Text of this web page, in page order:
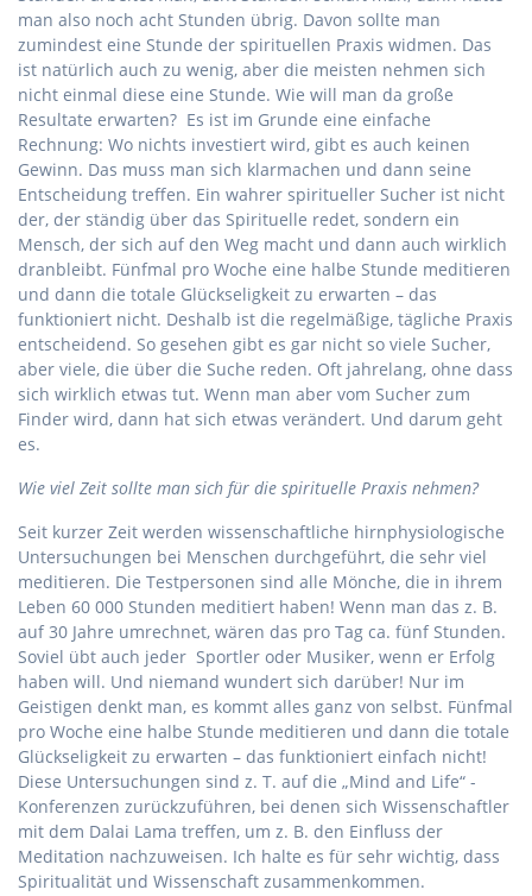
man also noch acht Stunden übrig. Davon sollte man
zumindest eine Stunde der spirituellen Praxis widmen. Das
ist natürlich auch zu wenig, aber die meisten nehmen sich
nicht einmal diese eine Stunde. Wie will man da große
Resultate erwarten? Es ist im Grunde eine einfache
Rechnung: Wo nichts investiert wird, gibt es auch keinen
Gewinn. Das muss man sich klarmachen und dann seine
Entscheidung treffen. Ein wahrer spiritueller Sucher ist nicht
der, der ständig über das Spirituelle redet, sondern ein
Mensch, der sich auf den Weg macht und dann auch wirklich
dranbleibt. Fünfmal pro Woche eine halbe Stunde meditieren
und dann die totale Glückseligkeit zu erwarten – das
funktioniert nicht. Deshalb ist die regelmäßige, tägliche Praxis
entscheidend. So gesehen gibt es gar nicht so viele Sucher,
aber viele, die über die Suche reden. Oft jahrelang, ohne dass
sich wirklich etwas tut. Wenn man aber vom Sucher zum
Finder wird, dann hat sich etwas verändert. Und darum geht
es.
Wie viel Zeit sollte man sich für die spirituelle Praxis nehmen?
Seit kurzer Zeit werden wissenschaftliche hirnphysiologische
Untersuchungen bei Menschen durchgeführt, die sehr viel
meditieren. Die Testpersonen sind alle Mönche, die in ihrem
Leben 60 000 Stunden meditiert haben! Wenn man das z. B.
auf 30 Jahre umrechnet, wären das pro Tag ca. fünf Stunden.
Soviel übt auch jeder Sportler oder Musiker, wenn er Erfolg
haben will. Und niemand wundert sich darüber! Nur im
Geistigen denkt man, es kommt alles ganz von selbst. Fünfmal
pro Woche eine halbe Stunde meditieren und dann die totale
Glückseligkeit zu erwarten – das funktioniert einfach nicht!
Diese Untersuchungen sind z. T. auf die „Mind and Life“ -
Konferenzen zurückzuführen, bei denen sich Wissenschaftler
mit dem Dalai Lama treffen, um z. B. den Einfluss der
Meditation nachzuweisen. Ich halte es für sehr wichtig, dass
Spiritualität und Wissenschaft zusammenkommen.